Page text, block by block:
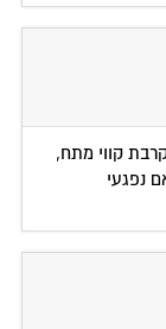
קווי מתח,
נפגעי